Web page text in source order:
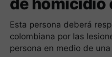
Esta persona deberá
colombiana por las
persona en medio de una